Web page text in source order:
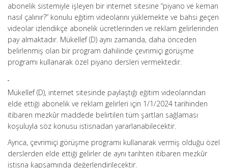
abonelik sistemiyle işleyen bir internet sitesine “piyano ve keman
nasıl çalınır?” konulu eğitim videolarını yüklemekte ve bahsi geçen
videolar izlendikçe abonelik ücretlerinden ve reklam gelirlerinden
pay almaktadır. Mükellef (D) aynı zamanda, daha önceden
belirlenmiş olan bir program dahilinde çevrimiçi görüşme
programı kullanarak özel piyano dersleri vermektedir.
Mükellef (D), internet sitesinde paylaştığı eğitim videolarından
elde ettiği abonelik ve reklam gelirleri için 1/1/2024 tarihinden
itibaren mezkûr maddede belirtilen tüm şartları sağlaması
koşuluyla söz konusu istisnadan yararlanabilecektir.
Ayrıca, çevrimiçi görüşme programı kullanarak vermiş olduğu özel
derslerden elde ettiği gelirler de aynı tarihten itibaren mezkûr
istisna kapsamında değerlendirilecektir.